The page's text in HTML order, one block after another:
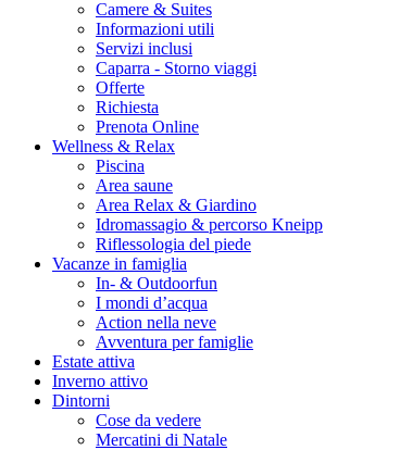
Camere & Suites
Informazioni utili
Servizi inclusi
Caparra - Storno viaggi
Offerte
Richiesta
Prenota Online
Wellness & Relax
Piscina
Area saune
Area Relax & Giardino
Idromassagio & percorso Kneipp
Riflessologia del piede
Vacanze in famiglia
In- & Outdoorfun
I mondi d’acqua
Action nella neve
Avventura per famiglie
Estate attiva
Inverno attivo
Dintorni
Cose da vedere
Mercatini di Natale